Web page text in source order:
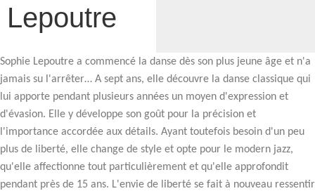
Lepoutre
Sophie Lepoutre a commencé la danse dès son plus jeune âge et n'a
jamais su l'arrêter… A sept ans, elle découvre la danse classique qui
lui apporte pendant plusieurs années un moyen d'expression et
d'évasion. Elle y développe son goût pour la précision et
l'importance accordée aux détails. Ayant toutefois besoin d'un peu
plus de liberté, elle change de style et opte pour le modern jazz,
qu'elle affectionne tout particulièrement et qu'elle approfondit
pendant près de 15 ans. L'envie de liberté se fait à nouveau ressentir